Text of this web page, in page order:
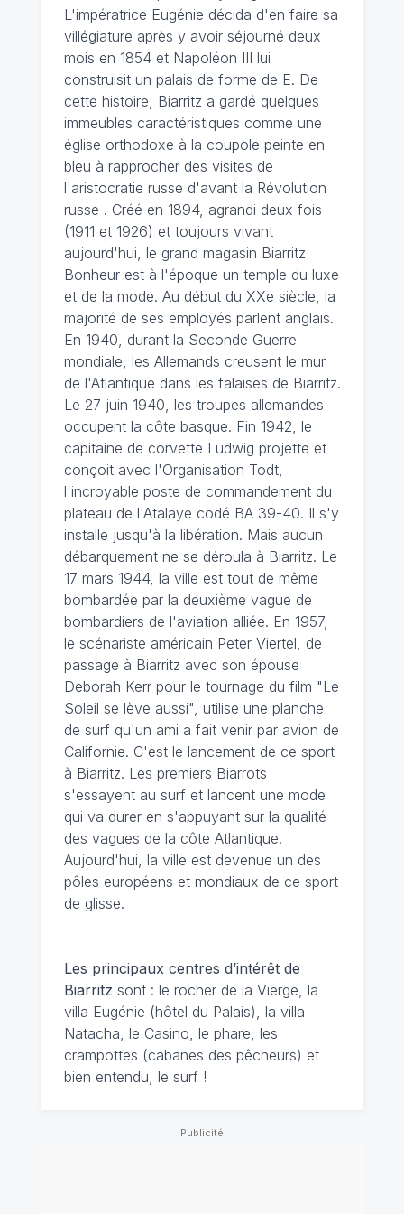
L'impératrice Eugénie décida d'en faire sa
villégiature après y avoir séjourné deux
mois en 1854 et Napoléon III lui
construisit un palais de forme de E. De
cette histoire, Biarritz a gardé quelques
immeubles caractéristiques comme une
église orthodoxe à la coupole peinte en
bleu à rapprocher des visites de
l'aristocratie russe d'avant la Révolution
russe . Créé en 1894, agrandi deux fois
(1911 et 1926) et toujours vivant
aujourd'hui, le grand magasin Biarritz
Bonheur est à l'époque un temple du luxe
et de la mode. Au début du XXe siècle, la
majorité de ses employés parlent anglais.
En 1940, durant la Seconde Guerre
mondiale, les Allemands creusent le mur
de l'Atlantique dans les falaises de Biarritz.
Le 27 juin 1940, les troupes allemandes
occupent la côte basque. Fin 1942, le
capitaine de corvette Ludwig projette et
conçoit avec l'Organisation Todt,
l'incroyable poste de commandement du
plateau de l'Atalaye codé BA 39-40. Il s'y
installe jusqu'à la libération. Mais aucun
débarquement ne se déroula à Biarritz. Le
17 mars 1944, la ville est tout de même
bombardée par la deuxième vague de
bombardiers de l'aviation alliée. En 1957,
le scénariste américain Peter Viertel, de
passage à Biarritz avec son épouse
Deborah Kerr pour le tournage du film "Le
Soleil se lève aussi", utilise une planche
de surf qu'un ami a fait venir par avion de
Californie. C'est le lancement de ce sport
à Biarritz. Les premiers Biarrots
s'essayent au surf et lancent une mode
qui va durer en s'appuyant sur la qualité
des vagues de la côte Atlantique.
Aujourd'hui, la ville est devenue un des
pôles européens et mondiaux de ce sport
de glisse.
Les principaux centres d’intérêt de
Biarritz sont : le rocher de la Vierge, la
villa Eugénie (hôtel du Palais), la villa
Natacha, le Casino, le phare, les
crampottes (cabanes des pêcheurs) et
bien entendu, le surf !